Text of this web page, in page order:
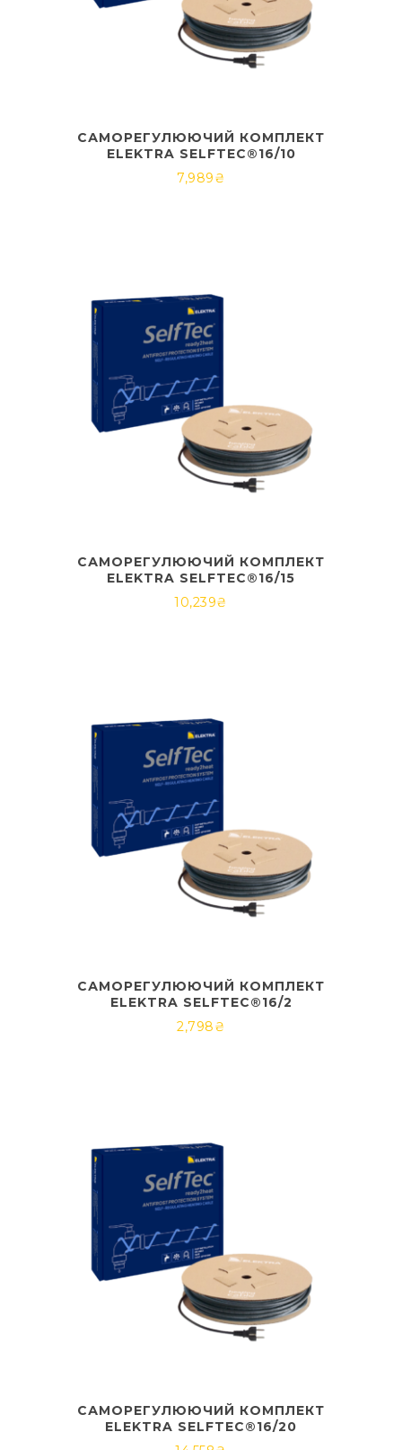
САМОРЕГУЛЮЮЧИЙ КОМПЛЕКТ
ELEKTRA SELFTEC®16/10
7,989₴
САМОРЕГУЛЮЮЧИЙ КОМПЛЕКТ
ELEKTRA SELFTEC®16/15
10,239₴
САМОРЕГУЛЮЮЧИЙ КОМПЛЕКТ
ELEKTRA SELFTEC®16/2
2,798₴
САМОРЕГУЛЮЮЧИЙ КОМПЛЕКТ
ELEKTRA SELFTEC®16/20